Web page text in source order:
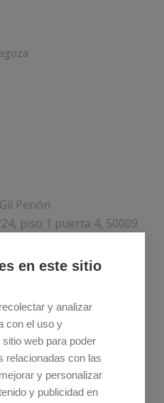
en este sitio
y analizar
con el uso y
web para poder
relacionadas con las
y personalizar
y publicidad en
Penón
piso 1 puerta 4, 50009